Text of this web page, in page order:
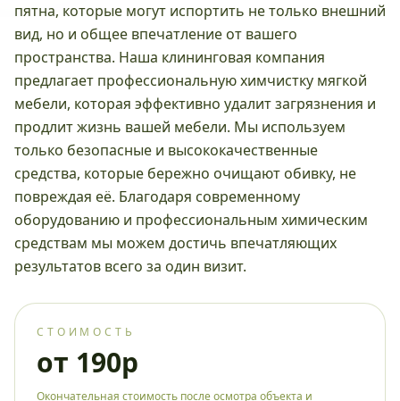
пятна, которые могут испортить не только внешний
вид, но и общее впечатление от вашего
пространства. Наша клининговая компания
предлагает профессиональную химчистку мягкой
мебели, которая эффективно удалит загрязнения и
продлит жизнь вашей мебели. Мы используем
только безопасные и высококачественные
средства, которые бережно очищают обивку, не
повреждая её. Благодаря современному
оборудованию и профессиональным химическим
средствам мы можем достичь впечатляющих
результатов всего за один визит.
СТОИМОСТЬ
от 190р
Окончательная стоимость после осмотра объекта и